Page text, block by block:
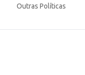
Outras Políticas